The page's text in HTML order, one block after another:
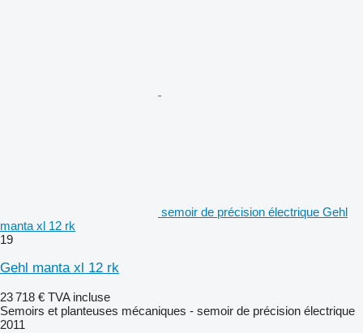
semoir de précision électrique Gehl
manta xl 12 rk
19
Gehl manta xl 12 rk
23 718 € TVA incluse
Semoirs et planteuses mécaniques - semoir de précision électrique
2011